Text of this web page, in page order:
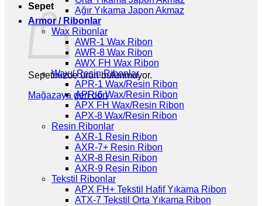
Sepet
Sepetinizde ürün bulunmuyor.
Mağazaya geri dön
Ağır Yıkama Japon Akmaz
Armor / Ribonlar
Wax Ribonlar
AWR-1 Wax Ribon
AWR-8 Wax Ribon
AWX FH Wax Ribon
Wax / Resin Ribonlar
APR-1 Wax/Resin Ribon
APR-6 Wax/Resin Ribon
APX FH Wax/Resin Ribon
APX-8 Wax/Resin Ribon
Resin Ribonlar
AXR-1 Resin Ribon
AXR-7+ Resin Ribon
AXR-8 Resin Ribon
AXR-9 Resin Ribon
Tekstil Ribonlar
APX FH+ Tekstil Hafif Yıkama Ribon
ATX-7 Tekstil Orta Yıkama Ribon